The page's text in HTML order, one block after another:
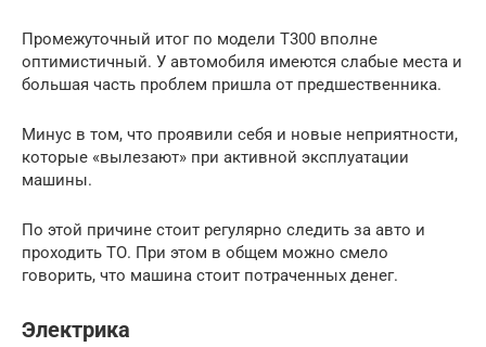
Промежуточный итог по модели Т300 вполне
оптимистичный. У автомобиля имеются слабые места и
большая часть проблем пришла от предшественника.
Минус в том, что проявили себя и новые неприятности,
которые «вылезают» при активной эксплуатации
машины.
По этой причине стоит регулярно следить за авто и
проходить ТО. При этом в общем можно смело
говорить, что машина стоит потраченных денег.
Электрика